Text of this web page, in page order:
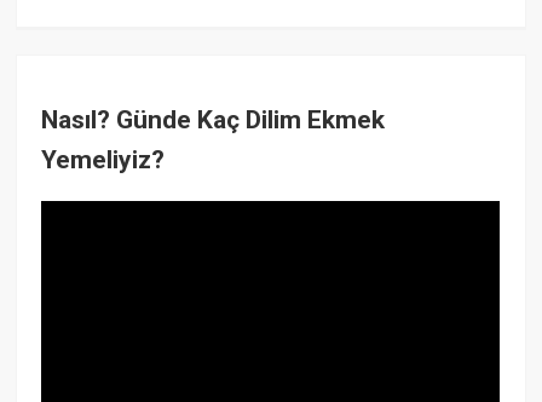
Nasıl? Günde Kaç Dilim Ekmek
Yemeliyiz?